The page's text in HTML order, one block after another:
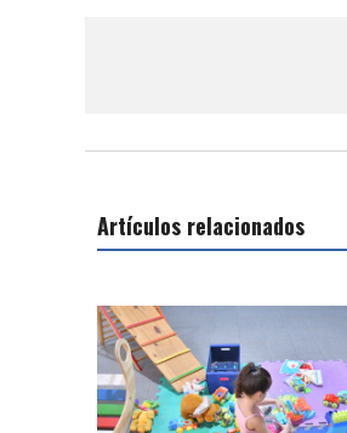
Artículos relacionados